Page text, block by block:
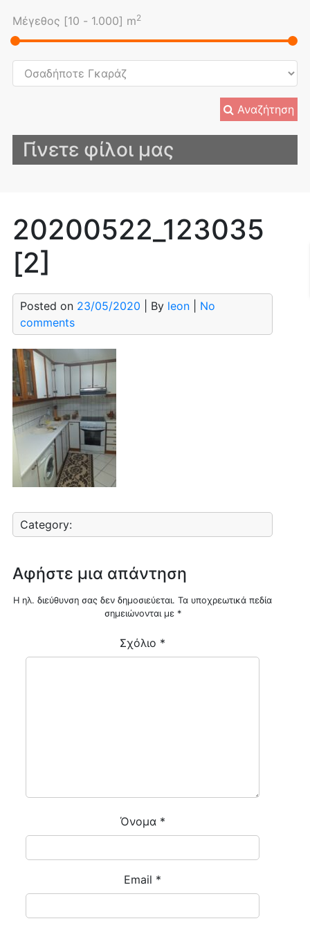
Μέγεθος [10 - 1.000] m2
Αναζήτηση
Γίνετε φίλοι μας
20200522_123035
[2]
Posted on 23/05/2020 | By leon| No
comments
Category:
Αφήστε μια απάντηση
Η ηλ. διεύθυνση σας δεν δημοσιεύεται. Τα υποχρεωτικά πεδία
σημειώνονται με *
Σχόλιο *
Όνομα *
Email *